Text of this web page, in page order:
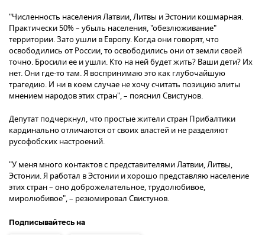
"Численность населения Латвии, Литвы и Эстонии кошмарная.
Практически 50% – убыль населения, "обезлюживание"
территории. Зато ушли в Европу. Когда они говорят, что
освободились от России, то освободились они от земли своей
точно. Бросили ее и ушли. Кто на ней будет жить? Ваши дети? Их
нет. Они где-то там. Я воспринимаю это как глубочайшую
трагедию. И ни в коем случае не хочу считать позицию элиты
мнением народов этих стран", – пояснил Свистунов.
Депутат подчеркнул, что простые жители стран Прибалтики
кардинально отличаются от своих властей и не разделяют
русофобских настроений.
"У меня много контактов с представителями Латвии, Литвы,
Эстонии. Я работал в Эстонии и хорошо представляю население
этих стран – оно доброжелательное, трудолюбивое,
миролюбивое", – резюмировал Свистунов.
Подписывайтесь на